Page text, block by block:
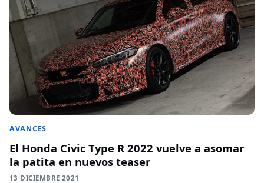
AVANCES
El Honda Civic Type R 2022 vuelve a asomar
la patita en nuevos teaser
13 DICIEMBRE 2021